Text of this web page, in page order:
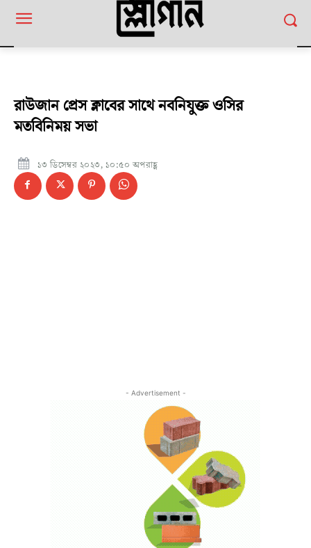
রাউজান প্রেস ক্লাবের সাথে নবনিযুক্ত ওসির
মতবিনিময় সভা
১৩ ডিসেম্বর ২০২৩, ১০:৫০ অপরাহ্ণ
- Advertisement -